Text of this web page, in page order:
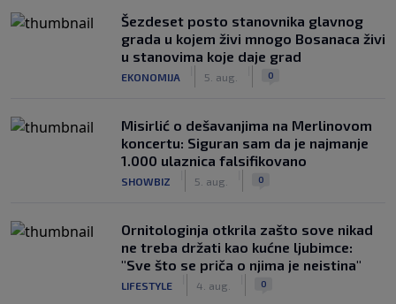
Šezdeset posto stanovnika glavnog
grada u kojem živi mnogo Bosanaca živi
u stanovima koje daje grad
EKONOMIJA 5. aug. 0
Misirlić o dešavanjima na Merlinovom
koncertu: Siguran sam da je najmanje
1.000 ulaznica falsifikovano
SHOWBIZ 5. aug. 0
Ornitologinja otkrila zašto sove nikad
ne treba držati kao kućne ljubimce:
"Sve što se priča o njima je neistina"
LIFESTYLE 4. aug. 0